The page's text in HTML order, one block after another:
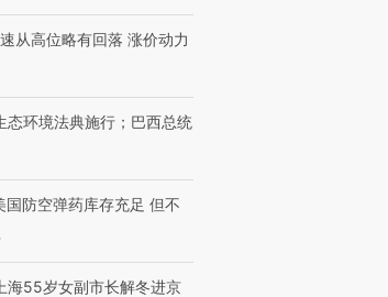
从高位略有回落 涨价动力
态环境法典施行；巴西总统
国防空弹药库存充足 但不
海55岁女副市长解冬进京